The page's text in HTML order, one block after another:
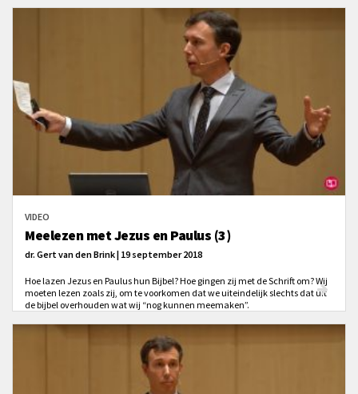
VIDEO
Meelezen met Jezus en Paulus (3)
dr. Gert van den Brink | 19 september 2018
Hoe lazen Jezus en Paulus hun Bijbel? Hoe gingen zij met de Schrift om? Wij
moeten lezen zoals zij, om te voorkomen dat we uiteindelijk slechts dat uit
de bijbel overhouden wat wij “nog kunnen meemaken”.